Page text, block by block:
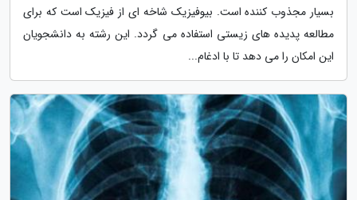
بسیار مجذوب کننده است. بیوفیزیک شاخه ای از فیزیک است که برای
مطالعه پدیده های زیستی استفاده می گردد. این رشته به دانشجویان
این امکان را می دهد تا با ادغام...